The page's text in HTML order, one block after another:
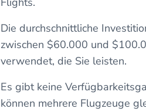
Die durchschnittliche
zwischen $60.000 und
verwendet, die Sie leisten.
Es gibt keine
können mehrere Flugzeuge